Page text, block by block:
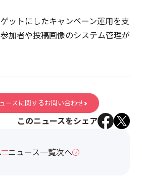
ットにしたキャンペーン運用を支
加者や投稿画像のシステム管理が
ースに関するお問い合わせ
このニュースをシェア
ニュース一覧次へ